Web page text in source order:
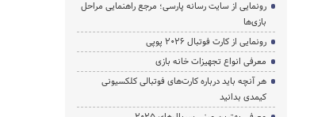
رونمایی از سایت رسانه پارسی؛ مرجع راهنمایی مراحل
بازی‌ها
رونمایی از کارت فوتبال ۲۰۲۶ پوپی
معرفی انواع تجهیزات خانه بازی
هر آنچه باید درباره کارت‌های فوتبالی کلکسیونی
کیمدی بدانید